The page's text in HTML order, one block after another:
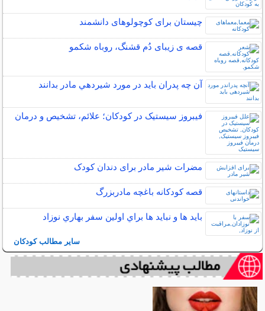
چیستان برای کوچولوهای دانشمند
قصه ی زیبای دُم قشنگ، روباه شکمو
آن چه پدران بايد در مورد شيردهي مادر بدانند
فیبروز سیستیک در کودکان؛ علائم، تشخیص و درمان
مضرات شیر مادر برای دندان کودک
قصه کودکانه باغچه مادربزرگ
بايد ها و نبايد ها براي اولين سفر بهاري نوزاد
سایر مطالب کودکان